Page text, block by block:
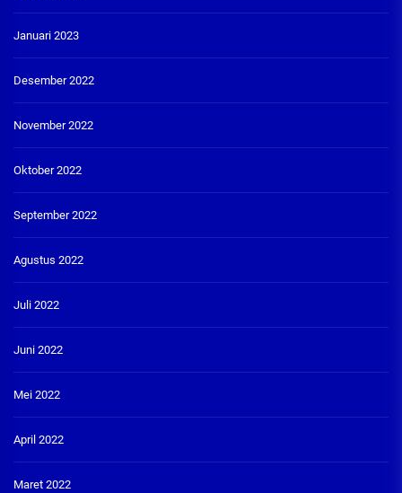
Januari 2023
Desember 2022
November 2022
Oktober 2022
September 2022
Agustus 2022
Juli 2022
Juni 2022
Mei 2022
April 2022
Maret 2022